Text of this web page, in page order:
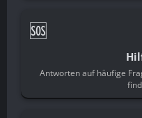
🆘
Antworten auf häufige